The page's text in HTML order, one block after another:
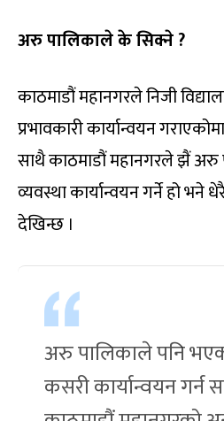
अरु पालिकाले के सिक्ने ?
काठमाडौं महानगरले निजी
प्रभावकारी कार्यान्वयन
साथै काठमाडौं महानगरले झैं अरु
व्यवस्था कार्यान्वयन गर्ने हो भने
देखिन्छ ।
अरु पालिकाले पनि
कसरी कार्यान्वयन गर्न